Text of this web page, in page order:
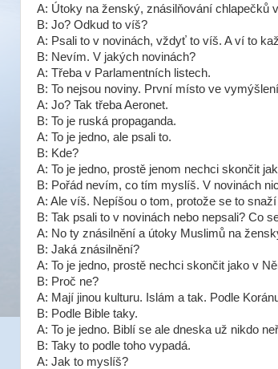
A: Útoky na ženský, znásilňování chlapečků
B: Jo? Odkud to víš?
A: Psali to v novinách, vždyť to víš. A ví to
B: Nevím. V jakých novinách?
A: Třeba v Parlamentních listech.
B: To nejsou noviny. První místo ve
A: Jo? Tak třeba Aeronet.
B: To je ruská propaganda.
A: To je jedno, ale psali to.
B: Kde?
A: To je jedno, prostě jenom nechci skončit
B: Pořád nevím, co tím myslíš. V novinách
A: Ale víš. Nepíšou o tom, protože se to
B: Tak psali to v novinách nebo nepsali? Co
A: No ty znásilnění a útoky Muslimů na
B: Jaká znásilnění?
A: To je jedno, prostě nechci skončit jako v
B: Proč ne?
A: Mají jinou kulturu. Islám a tak. Podle
B: Podle Bible taky.
A: To je jedno. Biblí se ale dneska už nikdo
B: Taky to podle toho vypadá.
A: Jak to myslíš?